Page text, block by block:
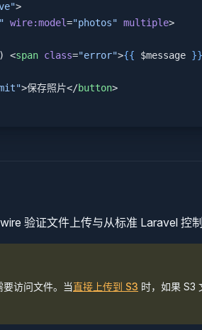
>
wire:model="photos" multiple>
) <span class="error">{{ $message }}
>保存照片</button>
验证文件上传与从标准 Laravel 控
访问文件。当直接上传到 S3 时，如果 S3